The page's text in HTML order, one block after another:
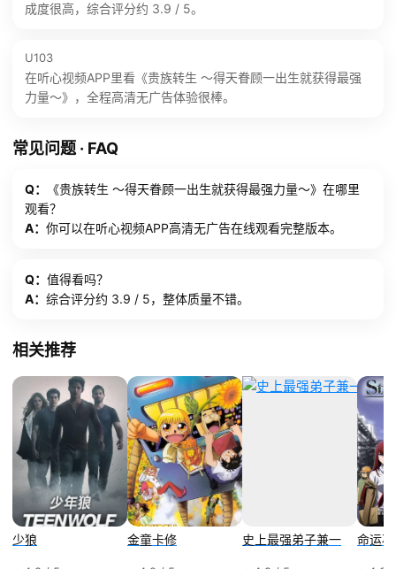
成度很高，综合评分约 3.9 / 5。
U103
在听心视频APP里看《贵族转生 ～得天眷顾一出生就获得最强
力量～》，全程高清无广告体验很棒。
常见问题 · FAQ
Q：
《贵族转生 ～得天眷顾一出生就获得最强力量～》在哪里
观看？
A： 你可以在听心视频APP高清无广告在线观看完整版本。
Q： 值得看吗？
A： 综合评分约 3.9 / 5，整体质量不错。
相关推荐
少狼 金童卡修 史上最强弟子兼一 命运